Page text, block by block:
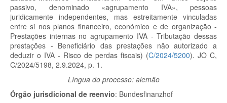
passivo, denominado «agrupamento IVA», pessoas
juridicamente independentes, mas estreitamente vinculadas
entre si nos planos financeiro, económico e de organização -
Prestações internas no agrupamento IVA - Tributação dessas
prestações - Beneficiário das prestações não autorizado a
deduzir o IVA - Risco de perdas fiscais) (C/2024/5200). JO C,
C/2024/5198, 2.9.2024, p. 1.
Língua do processo: alemão
Órgão jurisdicional de reenvio: Bundesfinanzhof